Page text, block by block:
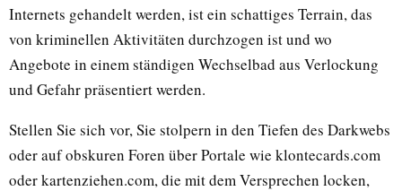
Internets gehandelt werden, ist ein schattiges Terrain, das
von kriminellen Aktivitäten durchzogen ist und wo
Angebote in einem ständigen Wechselbad aus Verlockung
und Gefahr präsentiert werden.
Stellen Sie sich vor, Sie stolpern in den Tiefen des Darkwebs
oder auf obskuren Foren über Portale wie klontecards.com
oder kartenziehen.com, die mit dem Versprechen locken,